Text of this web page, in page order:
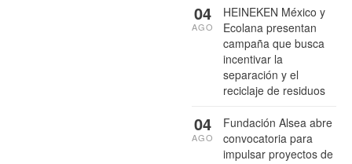
HEINEKEN México y
Ecolana presentan
campaña que busca
incentivar la
separación y el
reciclaje de residuos
04
AGO
Fundación Alsea abre
convocatoria para
impulsar proyectos de
04
AGO